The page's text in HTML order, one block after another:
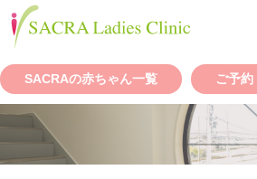
SACRAの赤ちゃん一覧 ご予約